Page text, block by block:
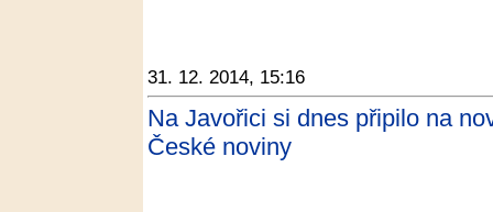
31. 12. 2014, 15:16
Na Javořici si dnes připilo na
České noviny